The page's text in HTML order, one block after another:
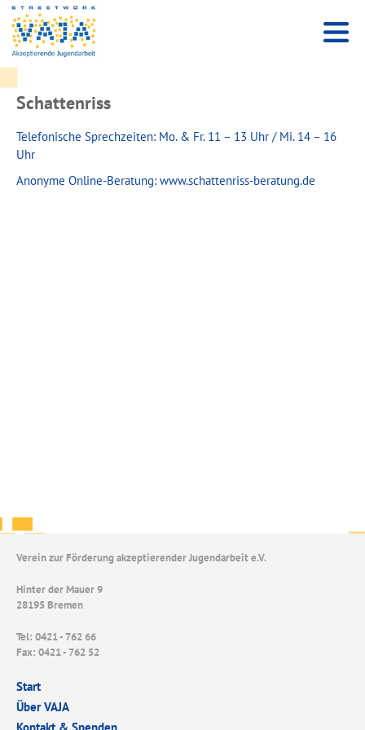
Schattenriss
Telefonische Sprechzeiten: Mo. & Fr. 11 – 13 Uhr / Mi. 14 – 16
Uhr
Anonyme Online-Beratung: www.schattenriss-beratung.de
Verein zur Förderung akzeptierender Jugendarbeit e.V.
Hinter der Mauer 9
28195 Bremen
Tel: 0421 - 762 66
Fax: 0421 - 762 52
Start
Über VAJA